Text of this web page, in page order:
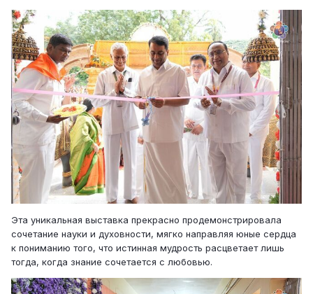
Эта уникальная выставка прекрасно продемонстрировала
сочетание науки и духовности, мягко направляя юные сердца
к пониманию того, что истинная мудрость расцветает лишь
тогда, когда знание сочетается с любовью.